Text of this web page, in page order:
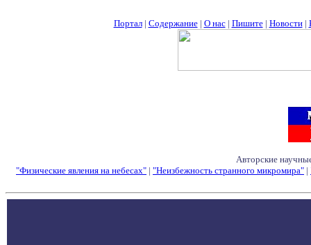
Портал| Содержание| О нас| Пишите| Новости|
Авторские
"Физические явления на небесах" | "Неизбежность странного микромира" |